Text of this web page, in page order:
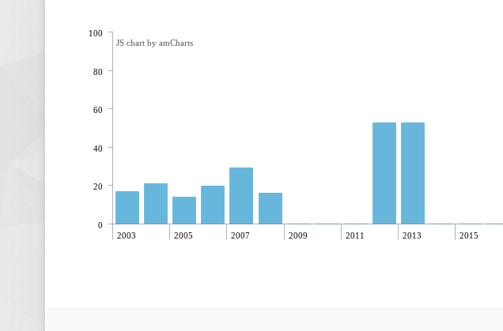
2003 2005 2007 2009 2011 2013 2015
0
20
40
60
80
100
JS chart by amCharts